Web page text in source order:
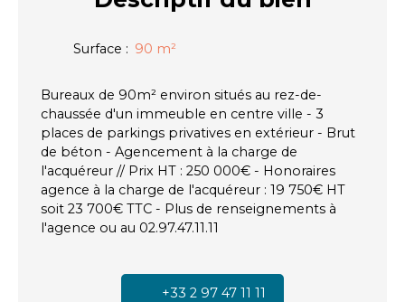
Surface : 90 m²
Bureaux de 90m² environ situés au rez-de-
chaussée d'un immeuble en centre ville - 3
places de parkings privatives en extérieur - Brut
de béton - Agencement à la charge de
l'acquéreur // Prix HT : 250 000€ - Honoraires
agence à la charge de l'acquéreur : 19 750€ HT
soit 23 700€ TTC - Plus de renseignements à
l'agence ou au 02.97.47.11.11
+33 2 97 47 11 11